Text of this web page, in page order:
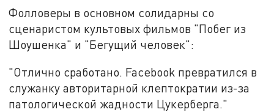
Фолловеры в основном солидарны со
сценаристом культовых фильмов "Побег из
Шоушенка" и "Бегущий человек":
"Отлично сработано. Facebook превратился в
служанку авторитарной клептократии из-за
патологической жадности Цукерберга."